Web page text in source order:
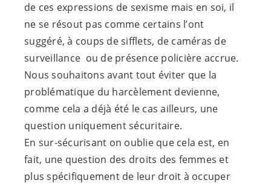
de ces expressions de sexisme mais en soi, il
ne se résout pas comme certains l’ont
suggéré, à coups de sifflets, de caméras de
surveillance ou de présence policière accrue.
Nous souhaitons avant tout éviter que la
problématique du harcèlement devienne,
comme cela a déjà été le cas ailleurs, une
question uniquement sécuritaire.
En sur-sécurisant on oublie que cela est, en
fait, une question des droits des femmes et
plus spécifiquement de leur droit à occuper